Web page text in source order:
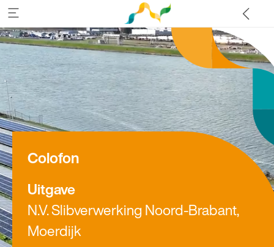
Colofon
Uitgave
N.V. Slibverwerking Noord-Brabant,
Moerdijk